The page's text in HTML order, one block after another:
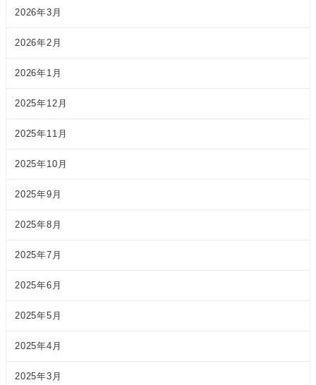
2026年3月
2026年2月
2026年1月
2025年12月
2025年11月
2025年10月
2025年9月
2025年8月
2025年7月
2025年6月
2025年5月
2025年4月
2025年3月